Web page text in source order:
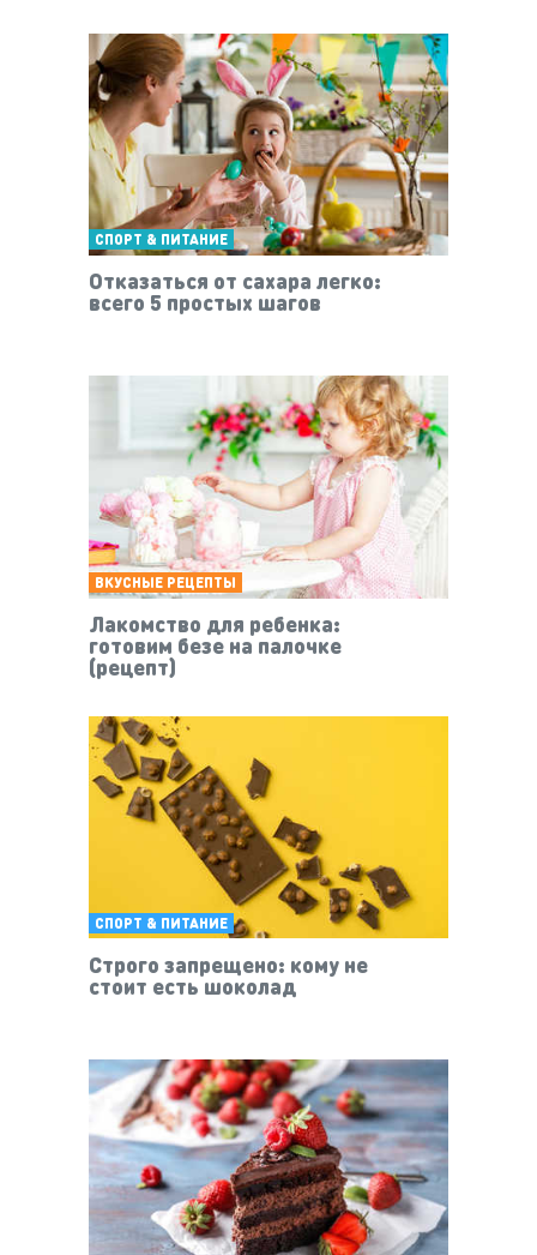
СПОРТ & ПИТАНИЕ
Отказаться от сахара легко:
всего 5 простых шагов
ВКУСНЫЕ РЕЦЕПТЫ
Лакомство для ребенка:
готовим безе на палочке
(рецепт)
СПОРТ & ПИТАНИЕ
Строго запрещено: кому не
стоит есть шоколад